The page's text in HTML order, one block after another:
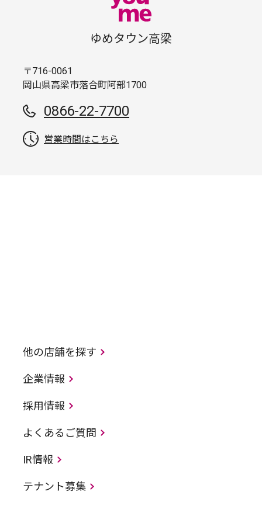
ゆめタウン高梁
〒716-0061
岡山県高梁市落合町阿部1700
0866-22-7700
営業時間はこちら
他の店舗を探す
企業情報
採用情報
よくあるご質問
IR情報
テナント募集